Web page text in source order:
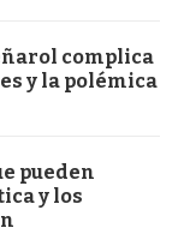
complica
y la polémica
pueden
y los